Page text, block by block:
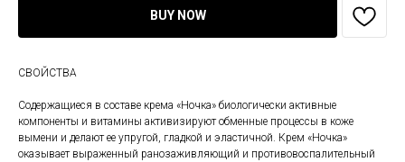
BUY NOW
СВОЙСТВА
Содержащиеся в составе крема «Ночка» биологически активные
компоненты и витамины активизируют обменные процессы в коже
вымени и делают ее упругой, гладкой и эластичной. Крем «Ночка»
оказывает выраженный ранозаживляющий и противовоспалительный